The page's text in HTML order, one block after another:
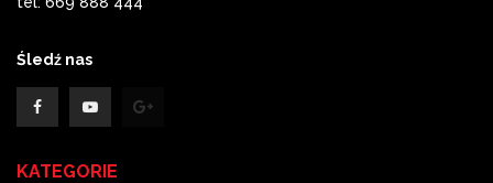
Śledź nas
KATEGORIE